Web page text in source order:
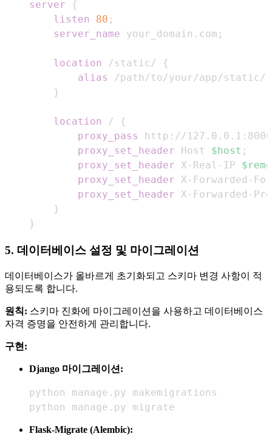
server
{
listen
80 ;
server_name your_domain.com ;
location /static/
{
alias
/path/to/your/app/static/
}
location /
{
proxy_pass
http://127.0.0.1:8000
proxy_set_header Host $host ;
proxy_set_header X-Real-IP
proxy_set_header X-Forwarded-
proxy_set_header X-Forwarded-
}
}
5. 데이터베이스 설정 및 마이그레이션
데이터베이스가 올바르게 초기화되고 스키마 변경 사항이 적
용되도록 합니다.
원칙: 스키마 진화에 마이그레이션을 사용하고 데이터베이스
자격 증명을 안전하게 관리합니다.
구현:
Django 마이그레이션:
python manage.py migrate
Flask-Migrate (Alembic):